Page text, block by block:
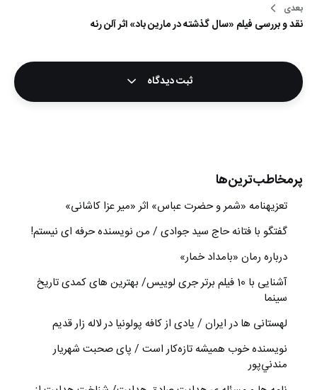
بعدی
نقد و بررسی فیلم «سال گذشته در مارین باد» اثر آلن رنه
ثبت دیدگاه
پرمخاطب‌ترین‌ها
تعزیه‎نامه‏ «شمر و حضرت عباس» اثر «میر عزا کاشانی»
گفتگو با فتانه حاج سید جوادی / من نویسنده حرفه ای نیستم!
درباره رمان «بامداد خمار»
آشنایی با 10 فیلم برتر جری لوییس/ بهترین های کمدی تاریخ
سینما
لهستانی ها در ایران / یادی از کافه پولونیا در لاله زار قدیم
نويسنده خوب هميشه تازه‌كار است / پای صحبت شهريار
مندني‌پور